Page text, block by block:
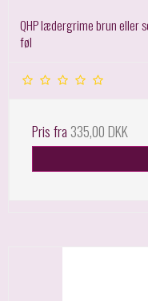
QHP lædergrime brun eller
føl
Pris fra 335,00 DKK